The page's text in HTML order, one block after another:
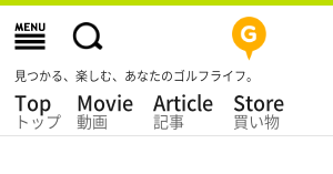
見つかる、楽しむ、あなたのゴルフライフ。
Top
トップ
Movie
動画
Article
記事
Store
買い物